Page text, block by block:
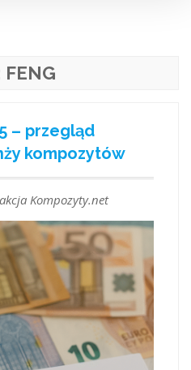
FENG
– przegląd
kompozytów
Kompozyty.net